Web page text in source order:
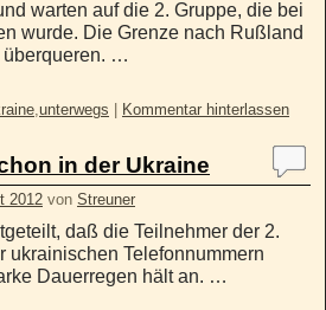
warten auf die 2. Gruppe, die bei
wurde. Die Grenze nach Rußland
überqueren. …
,unterwegs Kommentar hinterlassen
in der Ukraine
2012 von Streuner
daß die Teilnehmer der 2.
ukrainischen Telefonnummern
Dauerregen hält an. …